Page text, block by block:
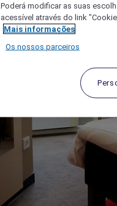
Poderá modificar as suas
acessível através do link
Mais informações
Os nossos parceiros